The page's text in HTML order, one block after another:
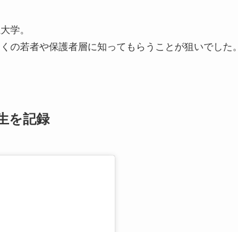
学。
の若者や保護者層に知ってもらうことが狙いでした。
を記録